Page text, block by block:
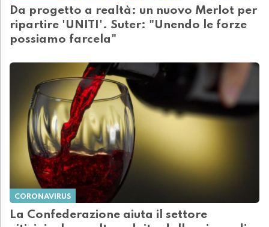
Da progetto a realtà: un nuovo Merlot per
ripartire 'UNITI'. Suter: "Unendo le forze
possiamo farcela"
CORONAVIRUS
La Confederazione aiuta il settore